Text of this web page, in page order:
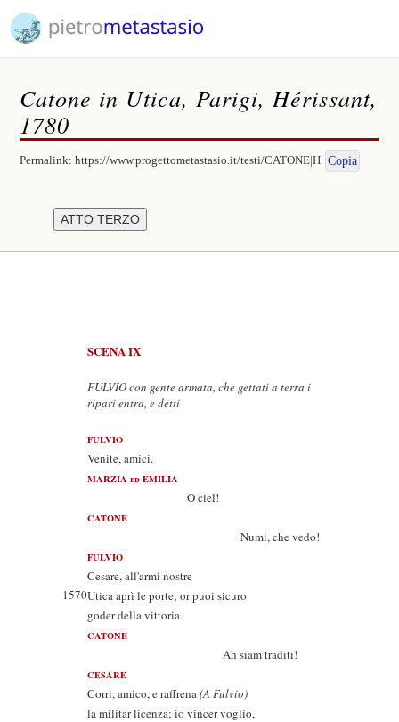
Catone in Utica, Parigi, Hérissant,
1780
Permalink:https://www.progettometastasio.it/testi/CATONE|H Copia
SCENA IX
FULVIO con gente armata, che gettati a terra i
ripari entra, e detti
FULVIO
Venite, amici.
MARZIA ed EMILIA
O ciel!
CATONE
Numi, che vedo!
FULVIO
Cesare, all'armi nostre
1570Utica aprì le porte; or puoi sicuro
goder della vittoria.
CATONE
Ah siam traditi!
CESARE
Corri, amico, e raffrena(A Fulvio)
la militar licenza; io vincer voglio,